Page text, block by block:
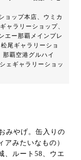
ョップ本店、ウミカ
ャラリーショップ、
エー那覇メインプレ
尾ギャラリーショ
那覇空港グルハイ
ェギャラリーショッ
みやげ。缶入りの
アみたいなもの）
、ルート58、ウエ